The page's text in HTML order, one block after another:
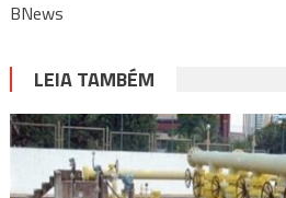
BNews
LEIA TAMBÉM